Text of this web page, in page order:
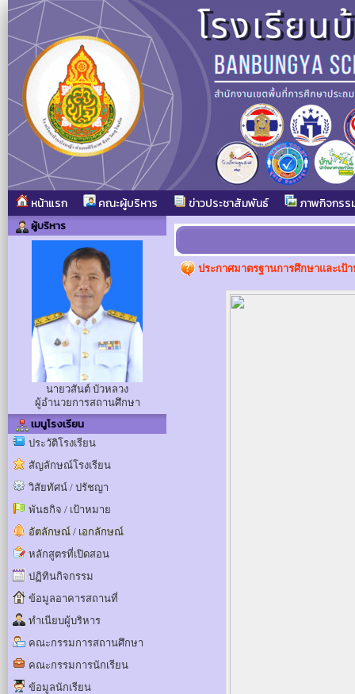
หน้าแรก คณะผู้บริหาร ข่าวประชาสัมพันธ์ ภาพกิจกรร
ผู้บริหาร
นายวสันต์ บัวหลวง
ผู้อำนวยการสถานศึกษา
เมนูโรงเรียน
ประวัติโรงเรียน
สัญลักษณ์โรงเรียน
วิสัยทัศน์ / ปรัชญา
พันธกิจ / เป้าหมาย
อัตลักษณ์ / เอกลักษณ์
หลักสูตรที่เปิดสอน
ปฏิทินกิจกรรม
ข้อมูลอาคารสถานที่
ทำเนียบผู้บริหาร
คณะกรรมการสถานศึกษา
คณะกรรมการนักเรียน
ข้อมูลนักเรียน
ประกาศมาตรฐานการศึกษาและเป้